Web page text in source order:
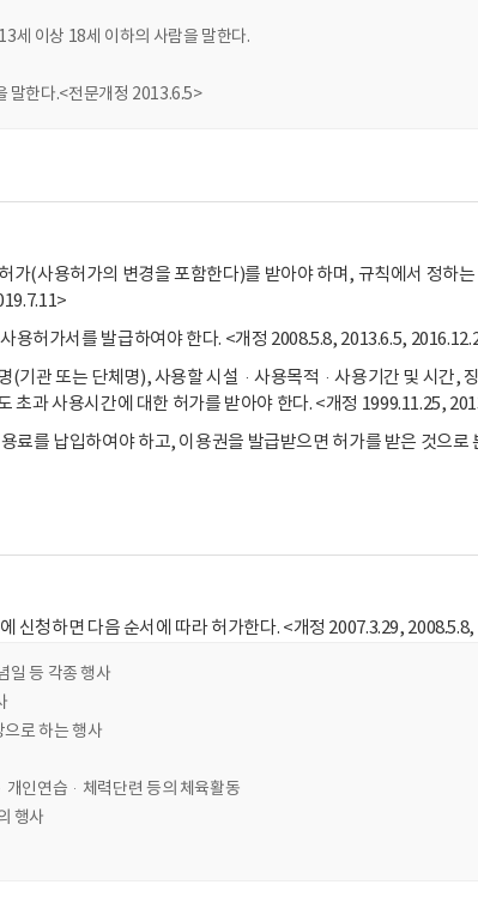
세 이상 18세 이하의 사람을 말한다.
말한다.<전문개정 2013.6.5>
가(사용허가의 변경을 포함한다)를 받아야 하며, 규칙에서 정하
용허가서를 발급하여야 한다. <개정 2008.5.8, 2013.6.5,
(기관 또는 단체명), 사용할 시설·사용목적·사용기간 및 시간,
초과 사용시간에 대한 허가를 받아야 한다. <개정 1999.11.25,
료를 납입하여야 하고, 이용권을 발급받으면 허가를 받은 것으로
신청하면 다음 순서에 따라 허가한다. <개정 2007.3.29,
일 등 각종 행사
로 하는 행사
인연습·체력단련 등의 체육활동
행사